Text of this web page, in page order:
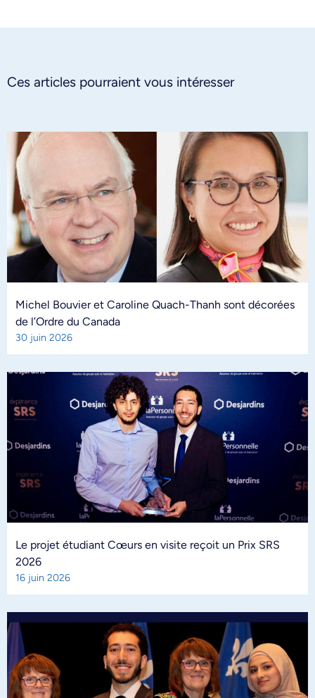
Ces articles pourraient vous intéresser
Michel Bouvier et Caroline Quach-Thanh sont décorées
de l’Ordre du Canada
30 juin 2026
Le projet étudiant Cœurs en visite reçoit un Prix SRS
2026
16 juin 2026